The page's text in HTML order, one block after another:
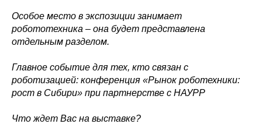
Особое место в экспозиции занимает
робототехника – она будет представлена
отдельным разделом.
Главное событие для тех, кто связан с
роботизацией: конференция «Рынок роботехники:
рост в Сибири» при партнерстве с НАУРР
Что ждет Вас на выставке?
© 2015-2026 НАУРР. Все права защищены. При использовании материалов
ссылка на ROBOTUNION.RU — обязательна